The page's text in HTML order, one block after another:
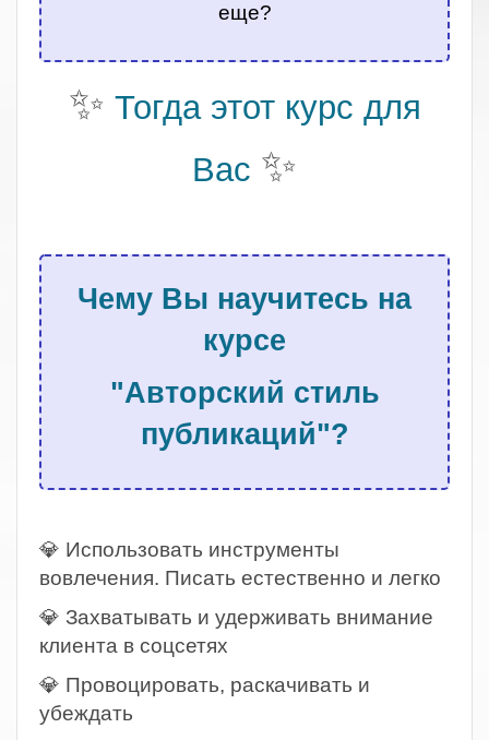
еще?
✨ Тогда этот курс для
Вас ✨
Чему Вы научитесь на
курсе
"Авторский стиль
публикаций"?
💎 Использовать инструменты
вовлечения. Писать естественно и легко
💎 Захватывать и удерживать внимание
клиента в соцсетях
💎 Провоцировать, раскачивать и
убеждать